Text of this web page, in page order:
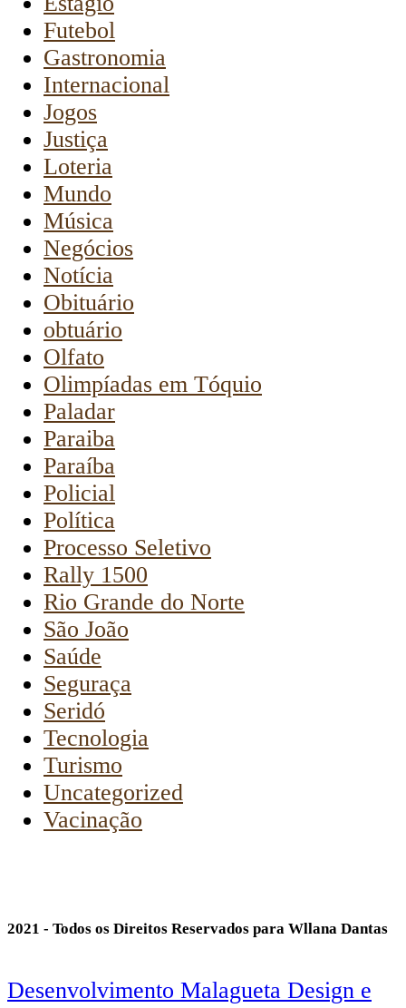
Futebol
Gastronomia
Internacional
Jogos
Justiça
Loteria
Mundo
Música
Negócios
Notícia
Obituário
obtuário
Olfato
Olimpíadas em Tóquio
Paladar
Paraiba
Paraíba
Policial
Política
Processo Seletivo
Rally 1500
Rio Grande do Norte
São João
Saúde
Seguraça
Seridó
Tecnologia
Turismo
Uncategorized
Vacinação
2021 - Todos os Direitos Reservados para Wllana Dantas
Desenvolvimento Malagueta Design e